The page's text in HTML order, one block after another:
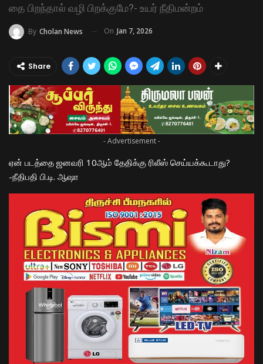
தை பிறந்தால் வழி பிறக்குமே?- உயர் நீதிமன்றம்
By Cholan News On Jan 7, 2026
Share
- Advertisement -
ஏன் படத்தை ஜனவரி 10ஆம் தேதிக்கு ரிலீஸ் செய்யக்கூடாது?
-நீதிபதி பி.டி. ஆஷா